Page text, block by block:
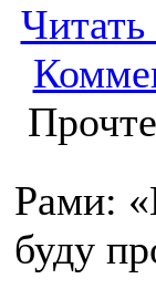
Рами:
буду